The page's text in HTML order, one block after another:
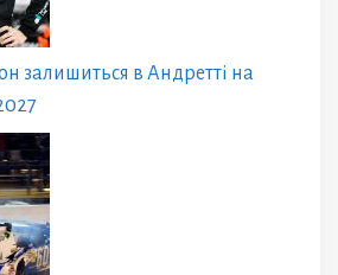
залишиться в Андретті на